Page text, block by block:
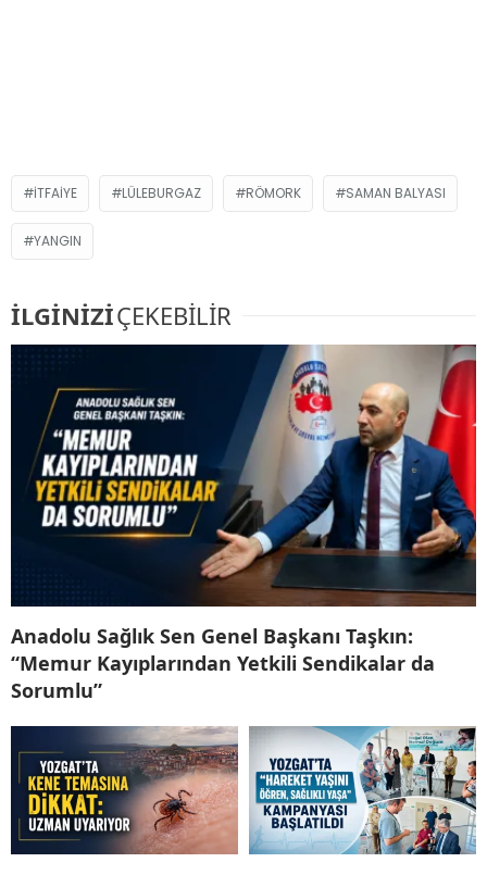
ITFAIYE LÜLEBURGAZ RÖMORK SAMAN BALYASI
YANGIN
İLGİNİZİÇEKEBİLİR
Anadolu Sağlık Sen Genel Başkanı Taşkın:
“Memur Kayıplarından Yetkili Sendikalar da
Sorumlu”